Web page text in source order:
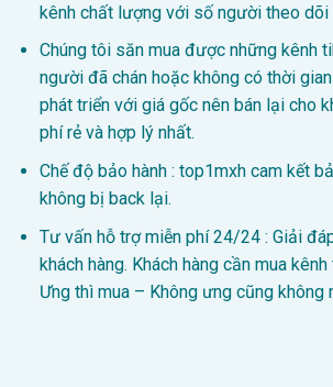
kênh chất lượng với số người theo
Chúng tôi săn mua được những kênh
người đã chán hoặc không có thời
phát triển với giá gốc nên bán lại cho
phí rẻ và hợp lý nhất.
Chế độ bảo hành : top1mxh cam kết
không bị back lại.
Tư vấn hỗ trợ miễn phí 24/24 : Giải
khách hàng. Khách hàng cần mua
Ưng thì mua – Không ưng cũng không